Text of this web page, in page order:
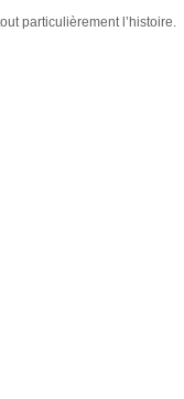
particulièrement l’histoire.